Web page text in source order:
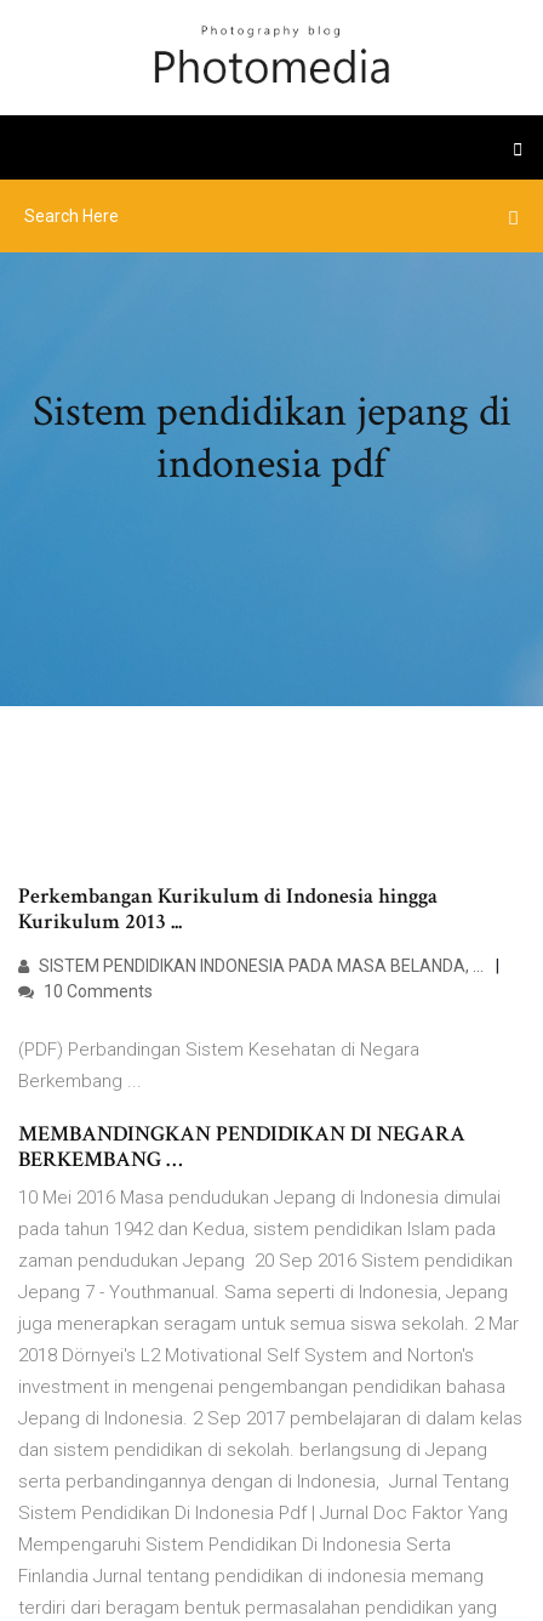
Sistem pendidikan jepang di
indonesia pdf
Perkembangan Kurikulum di Indonesia hingga
Kurikulum 2013 ...
SISTEM PENDIDIKAN INDONESIA PADA MASA BELANDA, …
10 Comments
(PDF) Perbandingan Sistem Kesehatan di Negara
Berkembang ...
MEMBANDINGKAN PENDIDIKAN DI NEGARA
BERKEMBANG …
10 Mei 2016 Masa pendudukan Jepang di Indonesia dimulai
pada tahun 1942 dan Kedua, sistem pendidikan Islam pada
zaman pendudukan Jepang 20 Sep 2016 Sistem pendidikan
Jepang 7 - Youthmanual. Sama seperti di Indonesia, Jepang
juga menerapkan seragam untuk semua siswa sekolah. 2 Mar
2018 Dörnyei's L2 Motivational Self System and Norton's
investment in mengenai pengembangan pendidikan bahasa
Jepang di Indonesia. 2 Sep 2017 pembelajaran di dalam kelas
dan sistem pendidikan di sekolah. berlangsung di Jepang
serta perbandingannya dengan di Indonesia, Jurnal Tentang
Sistem Pendidikan Di Indonesia Pdf | Jurnal Doc Faktor Yang
Mempengaruhi Sistem Pendidikan Di Indonesia Serta
Finlandia Jurnal tentang pendidikan di indonesia memang
terdiri dari beragam bentuk permasalahan pendidikan yang